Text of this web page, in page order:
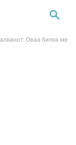
Оваа билка ме